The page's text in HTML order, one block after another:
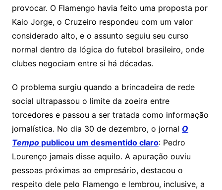
provocar. O Flamengo havia feito uma proposta por
Kaio Jorge, o Cruzeiro respondeu com um valor
considerado alto, e o assunto seguiu seu curso
normal dentro da lógica do futebol brasileiro, onde
clubes negociam entre si há décadas.
O problema surgiu quando a brincadeira de rede
social ultrapassou o limite da zoeira entre
torcedores e passou a ser tratada como informação
jornalística. No dia 30 de dezembro, o jornal O
Tempopublicou um desmentido claro: Pedro
Lourenço jamais disse aquilo. A apuração ouviu
pessoas próximas ao empresário, destacou o
respeito dele pelo Flamengo e lembrou, inclusive, a